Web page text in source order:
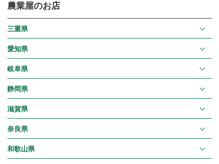
農業屋のお店
三重県
愛知県
岐阜県
静岡県
滋賀県
奈良県
和歌山県